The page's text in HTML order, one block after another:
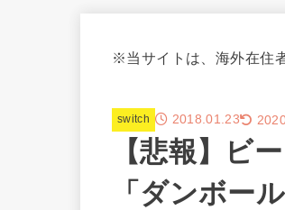
※当サイトは、海外在住
switch 2018.01.23
【悲報】ビ
「ダンボー